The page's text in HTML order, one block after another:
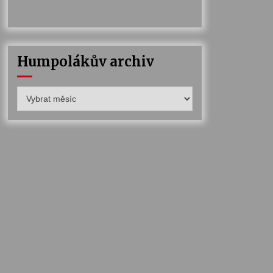
Humpolákův archiv
archiv